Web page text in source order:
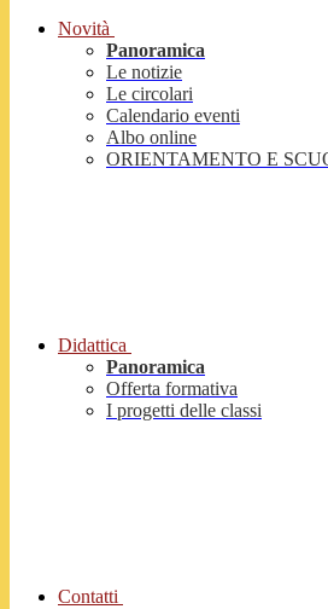
Novità
Panoramica
Le notizie
Le circolari
Calendario eventi
Albo online
ORIENTAMENTO E
Didattica
Panoramica
Offerta formativa
I progetti delle classi
Contatti